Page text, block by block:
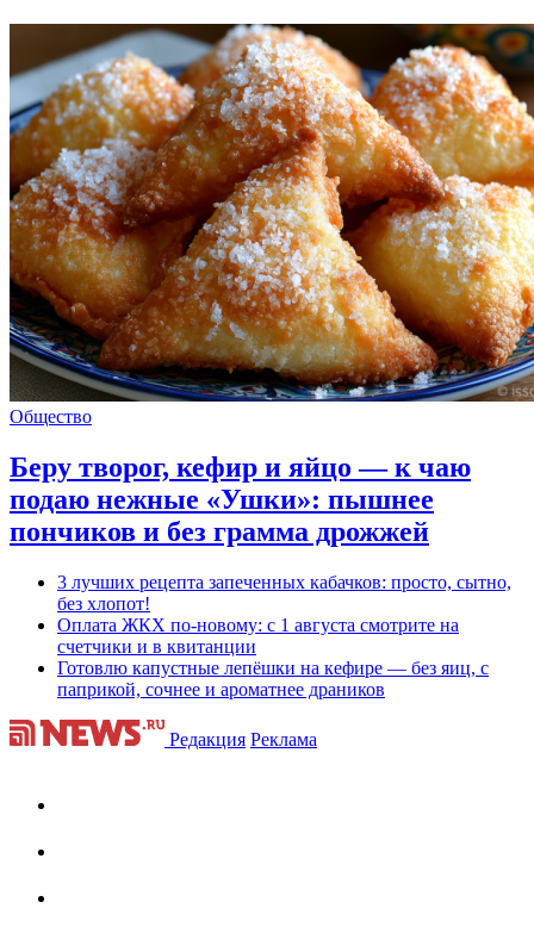
Общество
Беру творог, кефир и яйцо — к чаю
подаю нежные «Ушки»: пышнее
пончиков и без грамма дрожжей
3 лучших рецепта запеченных кабачков: просто, сытно,
без хлопот!
Оплата ЖКХ по-новому: с 1 августа смотрите на
счетчики и в квитанции
Готовлю капустные лепёшки на кефире — без яиц, с
паприкой, сочнее и ароматнее драников
Редакция Реклама